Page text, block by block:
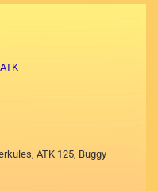
ATK 125, Buggy